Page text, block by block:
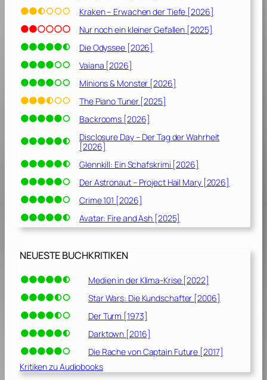
Kraken – Erwachen der Tiefe [2026]
Nur noch ein kleiner Gefallen [2025]
Die Odyssee [2026]
Vaiana [2026]
Minions & Monster [2026]
The Piano Tuner [2025]
Backrooms [2026]
Disclosure Day – Der Tag der Wahrheit
[2026]
Glennkill: Ein Schafskrimi [2026]
Der Astronaut – Project Hail Mary [2026]
Crime 101 [2026]
Avatar: Fire and Ash [2025]
NEUESTE BUCHKRITIKEN
Medien in der Klima-Krise [2022]
Star Wars: Die Kundschafter [2006]
Der Turm [1973]
Darktown [2016]
Die Rache von Captain Future [2017]
Kritiken zu Audiobooks